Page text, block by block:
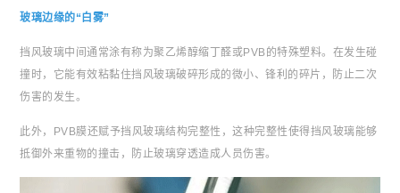
玻璃边缘的“白雾”
挡风玻璃中间通常涂有称为聚乙烯醇缩丁醛或PVB的特殊塑料。在发生碰
撞时，它能有效粘黏住挡风玻璃破碎形成的微小、锋利的碎片，防止二次
伤害的发生。
此外，PVB膜还赋予挡风玻璃结构完整性，这种完整性使得挡风玻璃能够
抵御外来重物的撞击，防止玻璃穿透造成人员伤害。